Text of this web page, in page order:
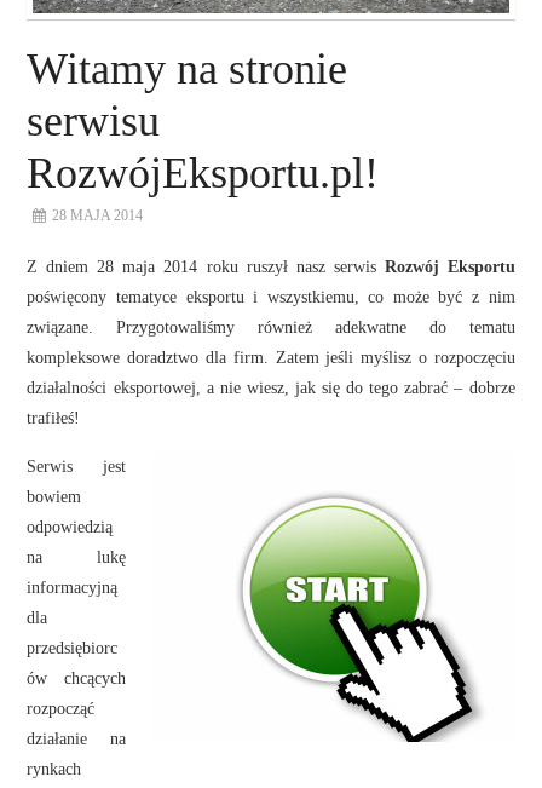
KONTAKT
Witamy na stronie
serwisu
RozwójEksportu.pl!
28 MAJA 2014
Z dniem 28 maja 2014 roku ruszył nasz serwis Rozwój Eksportu
poświęcony tematyce eksportu i wszystkiemu, co może być z nim
związane. Przygotowaliśmy również adekwatne do tematu
kompleksowe doradztwo dla firm. Zatem jeśli myślisz o rozpoczęciu
działalności eksportowej, a nie wiesz, jak się do tego zabrać – dobrze
trafiłeś!
Serwis jest
bowiem
odpowiedzią
na lukę
informacyjną
dla
przedsiębiorc
ów chcących
rozpocząć
działanie na
rynkach